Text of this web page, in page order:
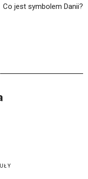
Co jest symbolem Danii?